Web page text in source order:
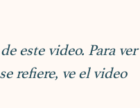
este video. Para ver
refiere, ve el video